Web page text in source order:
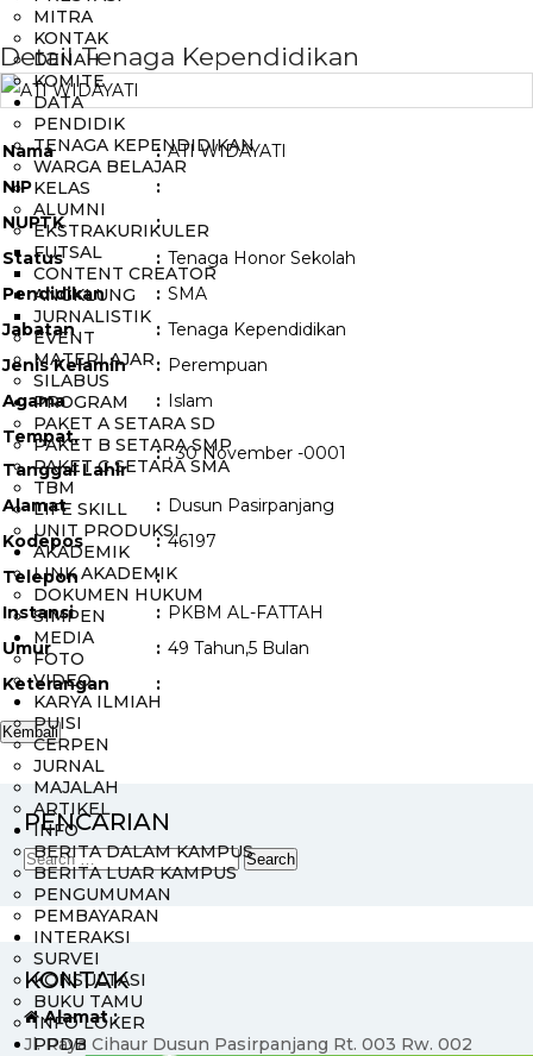
MITRA
KONTAK
DENAH
KOMITE
DATA
PENDIDIK
TENAGA KEPENDIDIKAN
WARGA BELAJAR
KELAS
ALUMNI
EKSTRAKURIKULER
FUTSAL
CONTENT CREATOR
ANGKLUNG
JURNALISTIK
EVENT
MATERI AJAR
SILABUS
PROGRAM
PAKET A SETARA SD
PAKET B SETARA SMP
PAKET C SETARA SMA
TBM
LIFE SKILL
UNIT PRODUKSI
AKADEMIK
LINK AKADEMIK
DOKUMEN HUKUM
SIMPEN
MEDIA
FOTO
VIDEO
KARYA ILMIAH
PUISI
CERPEN
JURNAL
MAJALAH
ARTIKEL
INFO
BERITA DALAM KAMPUS
BERITA LUAR KAMPUS
PENGUMUMAN
PEMBAYARAN
INTERAKSI
SURVEI
KONSULTASI
BUKU TAMU
INFO LOKER
PPDB
Detail Tenaga Kependidikan
Nama : ATI WIDAYATI
NIP
:
NUPTK
:
Status
: Tenaga Honor Sekolah
Pendidikan
: SMA
Jabatan
: Tenaga Kependidikan
Jenis Kelamin
: Perempuan
Agama
: Islam
Tempat,
Tanggal Lahir
: , 30 November -0001
Alamat : Dusun Pasirpanjang
Kodepos
: 46197
Telepon
:
Instansi
: PKBM AL-FATTAH
Umur
: 49 Tahun,5 Bulan
Keterangan
:
PENCARIAN
KONTAK
Alamat :
Jl. Raya Cihaur Dusun Pasirpanjang Rt. 003 Rw. 002